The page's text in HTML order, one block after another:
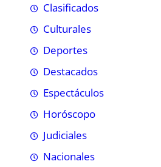
Clasificados
Culturales
Deportes
Destacados
Espectáculos
Horóscopo
Judiciales
Nacionales